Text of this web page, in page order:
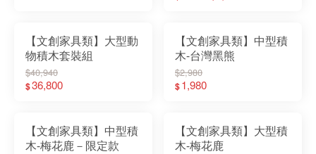
【文創家具類】大型動
物積木套裝組
$40,940
$36,800
【文創家具類】中型積
木-台灣黑熊
$2,980
$1,980
【文創家具類】中型積
木-梅花鹿－限定款
【文創家具類】大型積
木-梅花鹿